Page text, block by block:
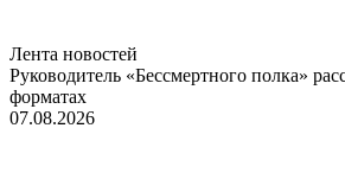
Лента новостей
Руководитель «Бессмертного полка»
форматах
07.08.2026